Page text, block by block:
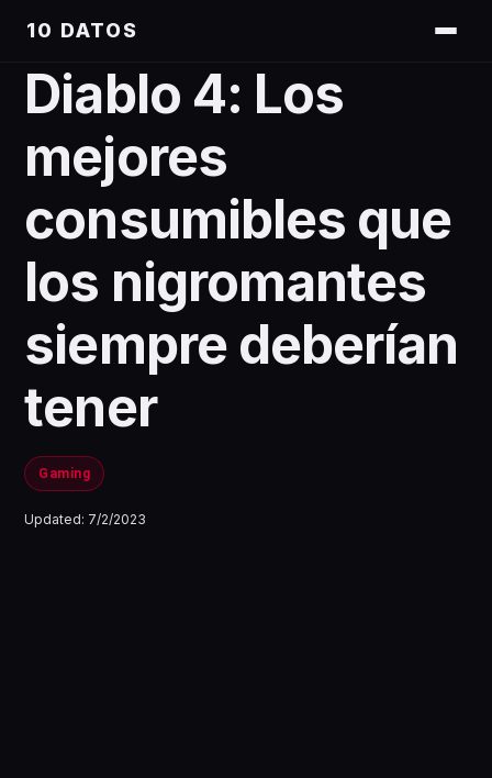
10 DATOS
Diablo 4: Los
mejores
consumibles que
los nigromantes
siempre deberían
tener
Gaming
Updated: 7/2/2023